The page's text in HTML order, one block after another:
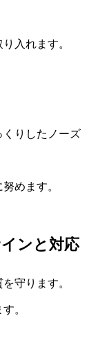
入れます。
りしたノーズ
めます。
ンと対応
守ります。
。